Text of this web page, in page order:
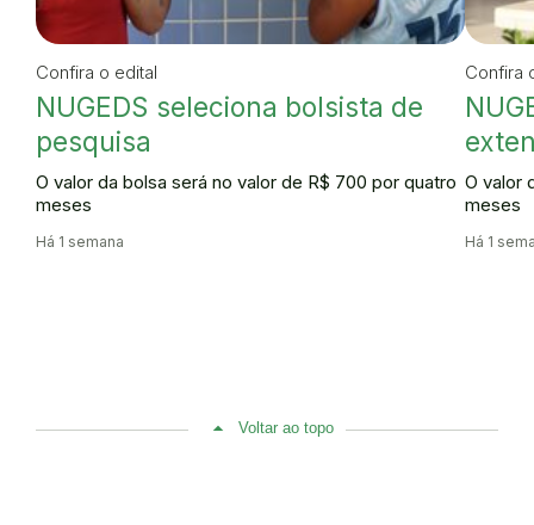
Confira o edital
NUGEDS seleciona bolsista de
pesquisa
O valor da bolsa será no valor de R$ 700 por quatro
meses
Há 1 semana
Confira
O valor
meses
Há 1
Voltar ao topo